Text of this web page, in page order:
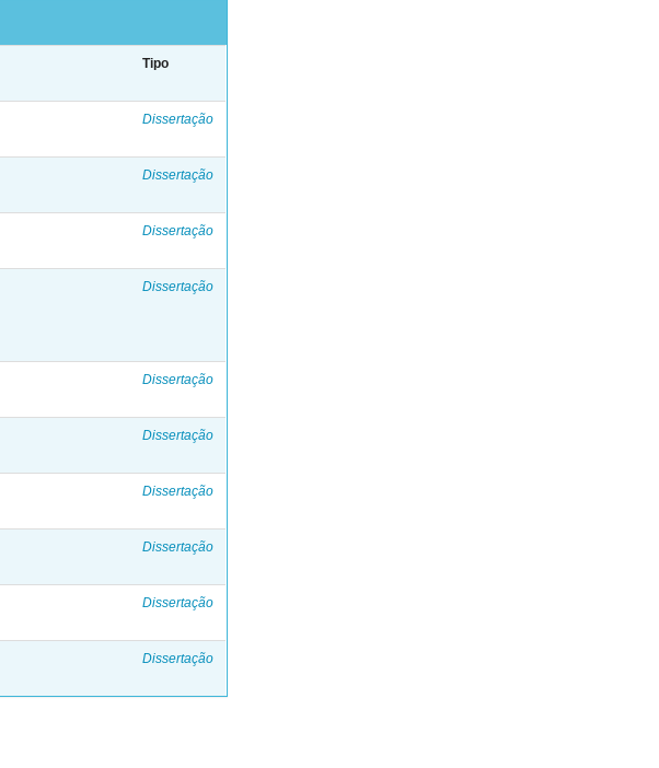
Tipo
Dissertação
Dissertação
Dissertação
Dissertação
Dissertação
Dissertação
Dissertação
Dissertação
Dissertação
Dissertação